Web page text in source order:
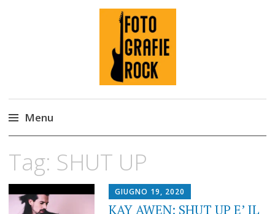
Fotografie ROCK
Menu
content
Tag: SHUT UP
GIUGNO 19, 2020
KAY AWEN: SHUT UP E’ IL